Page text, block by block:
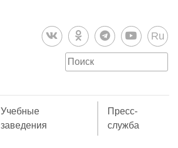
Ru
Учебные
заведения
Пресс-
служба